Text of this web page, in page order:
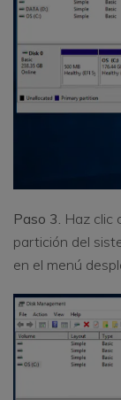
Paso 3. Haz clic
partición del
en el menú